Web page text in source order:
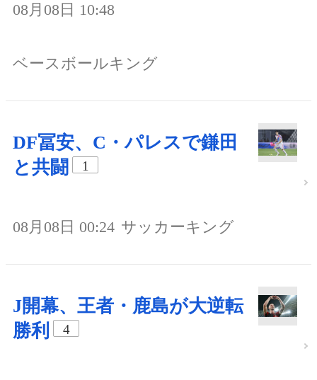
08月08日 10:48
ベースボールキング
DF冨安、C・パレスで鎌田
と共闘
1
08月08日 00:24 サッカーキング
J開幕、王者・鹿島が大逆転
勝利
4